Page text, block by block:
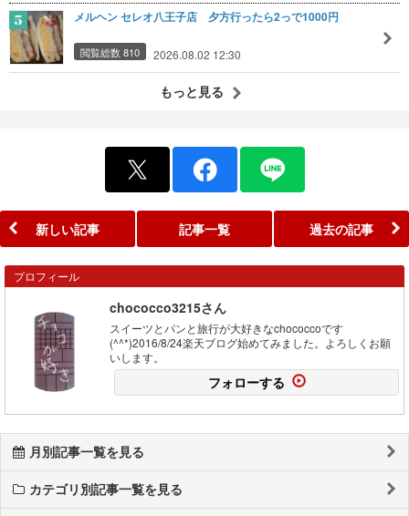
メルヘン セレオ八王子店 夕方行ったら2っで1000円
閲覧総数 810 2026.08.02 12:30
もっと見る
新しい記事 記事一覧 過去の記事
プロフィール
chococco3215さん
スイーツとパンと旅行が大好きなchococcoです
(^^*)2016/8/24楽天ブログ始めてみました。よろしくお願
いします。
フォローする
月別記事一覧を見る
カテゴリ別記事一覧を見る